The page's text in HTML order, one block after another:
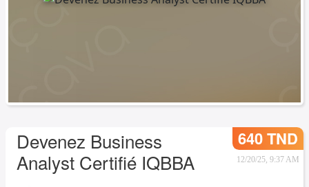
Devenez Business
Analyst Certifié IQBBA
640 TND
12/20/25, 9:37 AM